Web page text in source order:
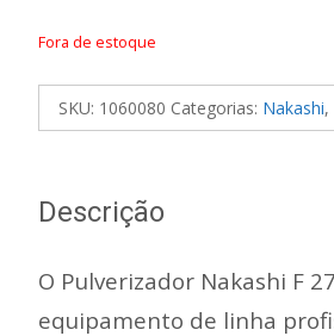
Fora de estoque
SKU: 1060080 Categorias: Nakashi,
Descrição
O Pulverizador Nakashi F
equipamento de linha